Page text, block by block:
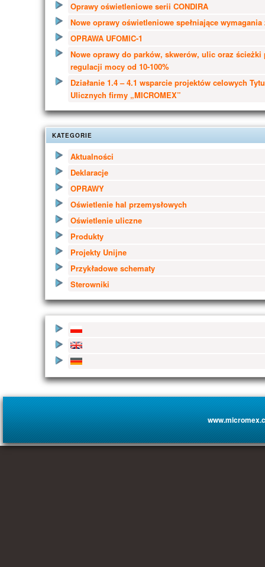
Oprawy oświetleniowe serii CONDIRA
Nowe oprawy oświetleniowe spełniające
OPRAWA UFOMIC-1
Nowe oprawy do parków, skwerów, ulic oraz ścieżki
regulacji mocy od 10-100%
Działanie 1.4 – 4.1 wsparcie projektów celowych
Ulicznych firmy „MICROMEX”
KATEGORIE
Aktualności
Deklaracje
OPRAWY
Oświetlenie hal przemysłowych
Oświetlenie uliczne
Produkty
Projekty Unijne
Przykładowe schematy
Sterowniki